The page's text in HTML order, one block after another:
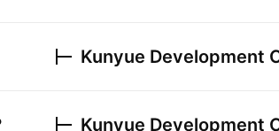
Kunyue Development
Kunyue Development